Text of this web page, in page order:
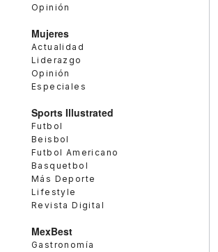
Opinión
Mujeres
Actualidad
Liderazgo
Opinión
Especiales
Sports Illustrated
Futbol
Beisbol
Futbol Americano
Basquetbol
Más Deporte
Lifestyle
Revista Digital
MexBest
Gastronomía